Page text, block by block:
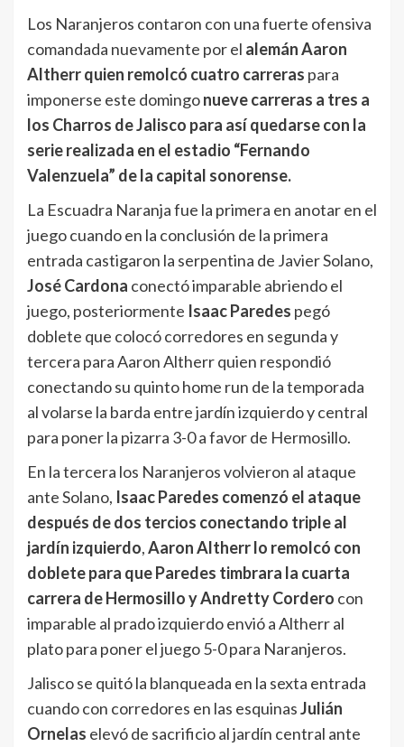
Los Naranjeros contaron con una fuerte ofensiva
comandada nuevamente por el alemán Aaron
Altherr quien remolcó cuatro carreras para
imponerse este domingonueve carreras a tres a
los Charros de Jalisco para así quedarse con la
serie realizada en el estadio “Fernando
Valenzuela” de la capital sonorense.
La Escuadra Naranja fue la primera en anotar en el
juego cuando en la conclusión de la primera
entrada castigaron la serpentina de Javier Solano,
José Cardona conectó imparable abriendo el
juego, posteriormente Isaac Paredes pegó
doblete que colocó corredores en segunda y
tercera para Aaron Altherr quien respondió
conectando su quinto home run de la temporada
al volarse la barda entre jardín izquierdo y central
para poner la pizarra 3-0 a favor de Hermosillo.
En la tercera los Naranjeros volvieron al ataque
ante Solano, Isaac Paredes comenzó el ataque
después de dos tercios conectando triple al
jardín izquierdo,Aaron Altherr lo remolcó con
doblete para que Paredes timbrara la cuarta
carrera de Hermosillo y Andretty Cordero con
imparable al prado izquierdo envió a Altherr al
plato para poner el juego 5-0 para Naranjeros.
Jalisco se quitó la blanqueada en la sexta entrada
cuando con corredores en las esquinasJulián
Ornelas elevó de sacrificio al jardín central ante